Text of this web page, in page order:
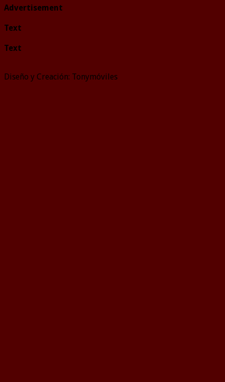
Advertisement
Text
Text
Diseño y Creación: Tonymóviles